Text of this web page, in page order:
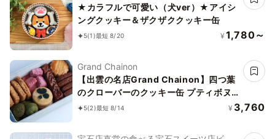
★カラフルで可愛い（犬ver）★アイシ
ングクッキー＆ザクザククッキー缶
5(1)最短 8/20 ¥ 1,780～
Grand Chainon
【出雲の名店Grand Chainon】四つ葉
のクローバーのクッキー缶 プティボヌ
ール
5(2)最短 8/14 ¥ 3,760